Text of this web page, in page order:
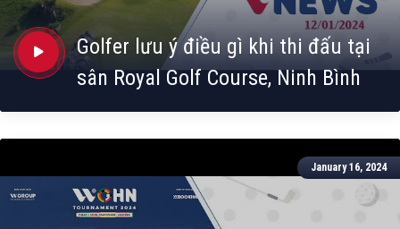
Golfer lưu ý điều gì khi thi đấu tại
sân Royal Golf Course, Ninh Bình
January 16, 2024